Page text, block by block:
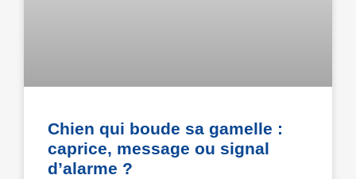
Chien qui boude sa gamelle :
caprice, message ou signal
d’alarme ?